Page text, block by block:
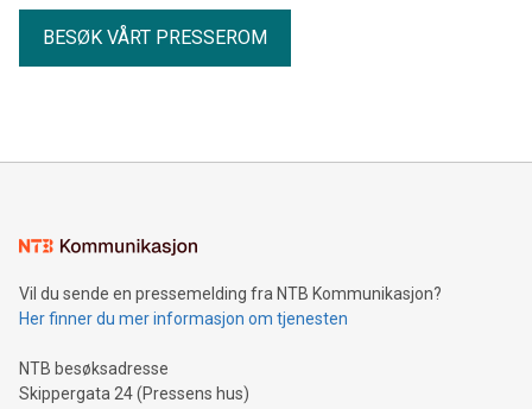
BESØK VÅRT PRESSEROM
Vil du sende en pressemelding fra NTB Kommunikasjon?
Her finner du mer informasjon om tjenesten
NTB besøksadresse
Skippergata 24 (Pressens hus)